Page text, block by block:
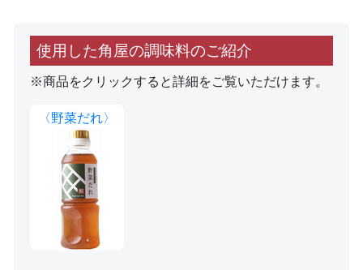
使用した角屋の調味料のご紹介
※商品をクリックすると詳細をご覧いただけます。
〈野菜だれ〉